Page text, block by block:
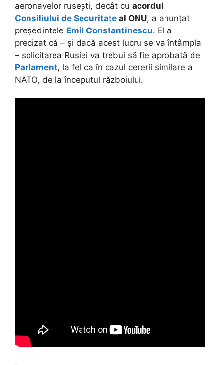
aeronavelor rusești, decât cu acordul
Consiliului de Securitate al ONU, a anunțat
președintele Emil Constantinescu. El a
precizat că – și dacă acest lucru se va întâmpla
– solicitarea Rusiei va trebui să fie aprobată de
Parlament, la fel ca în cazul cererii similare a
NATO, de la începutul războiului.